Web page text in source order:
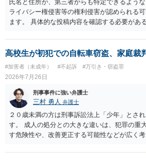
の抵触が問題となることがあります。 【質問3
ての注意点として、まず参加費がすべて会場
とを明確にしておくことが大切です。また、
し、参加費の集金を含む利用目的を事前に正
氏名と住所が、第三者からも特定できるよう
ライバシー権侵害等の権利侵害が認められる
ます。 具体的な投稿内容を確認する必要があ
でしょう。
高校生が初犯での自転車窃盗、家庭裁
#加害者（未成年） #不起訴 #万引き・窃盗罪
2026年7月26日
刑事事件に強い弁護士
三村 勇人 弁護士
２０歳未満の方は刑事訴訟法上「少年」とさ
す。 成人の処分との大きな違いは、犯罪の重
す危険性や、改善更正する可能性などが広く
年とされ、犯罪を犯していなくとも、不良交